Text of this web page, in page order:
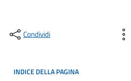
Condividi
INDICE DELLA PAGINA